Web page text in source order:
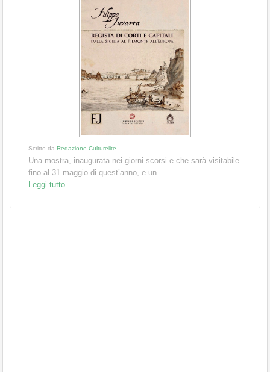
Scritto da Redazione Culturelite
Una mostra, inaugurata nei giorni scorsi e che sarà visitabile
fino al 31 maggio di quest’anno, e un...
Leggi tutto